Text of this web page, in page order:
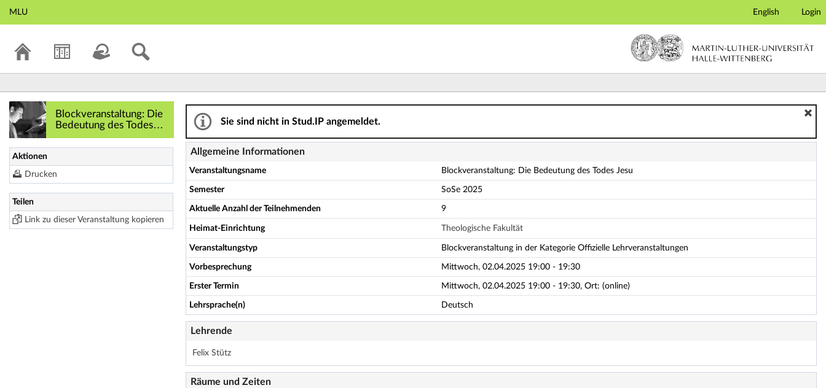
Hauptnavigation
MLU English Login
Blockveranstaltung: Die
Bedeutung des Todes
Jesu - Details
Aktionen
Drucken
Teilen
Link zu dieser Veranstaltung kopieren
Blockveranstaltung: Die Bedeutung des Todes Jesu - Details
Sie sind nicht in Stud.IP angemeldet.
Allgemeine Informationen
Veranstaltungsname Blockveranstaltung: Die Bedeutung des Todes Jesu
Semester SoSe 2025
Aktuelle Anzahl der Teilnehmenden 9
Heimat-Einrichtung Theologische Fakultät
Veranstaltungstyp Blockveranstaltung in der Kategorie Offizielle Lehrveranstaltungen
Vorbesprechung Mittwoch, 02.04.2025 19:00 - 19:30
Erster Termin Mittwoch, 02.04.2025 19:00 - 19:30, Ort: (online)
Lehrsprache(n) Deutsch
Lehrende
Felix Stütz
Räume und Zeiten